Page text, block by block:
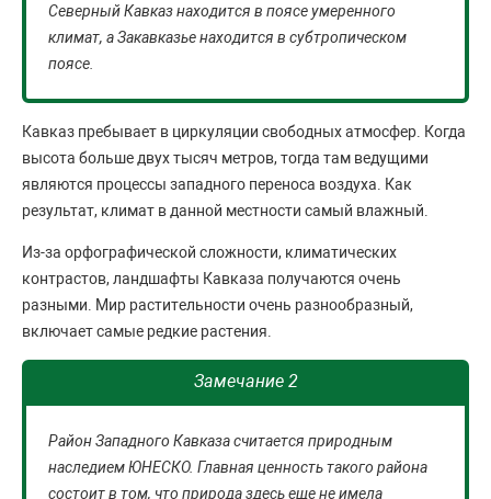
Северный Кавказ находится в поясе умеренного
климат, а Закавказье находится в субтропическом
поясе.
Кавказ пребывает в циркуляции свободных атмосфер. Когда
высота больше двух тысяч метров, тогда там ведущими
являются процессы западного переноса воздуха. Как
результат, климат в данной местности самый влажный.
Из-за орфографической сложности, климатических
контрастов, ландшафты Кавказа получаются очень
разными. Мир растительности очень разнообразный,
включает самые редкие растения.
Замечание 2
Район Западного Кавказа считается природным
наследием ЮНЕСКО. Главная ценность такого района
состоит в том, что природа здесь еще не имела